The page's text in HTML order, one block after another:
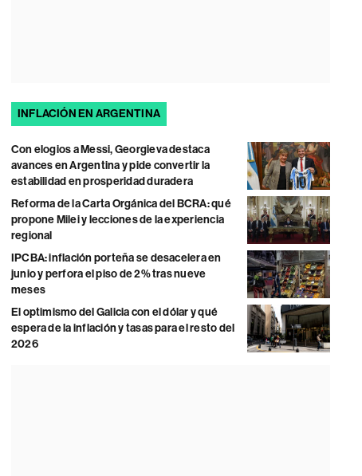
INFLACIÓN EN ARGENTINA
Con elogios a Messi, Georgieva destaca
avances en Argentina y pide convertir la
estabilidad en prosperidad duradera
Reforma de la Carta Orgánica del BCRA: qué
propone Milei y lecciones de la experiencia
regional
IPCBA: inflación porteña se desacelera en
junio y perfora el piso de 2% tras nueve
meses
El optimismo del Galicia con el dólar y qué
espera de la inflación y tasas para el resto del
2026